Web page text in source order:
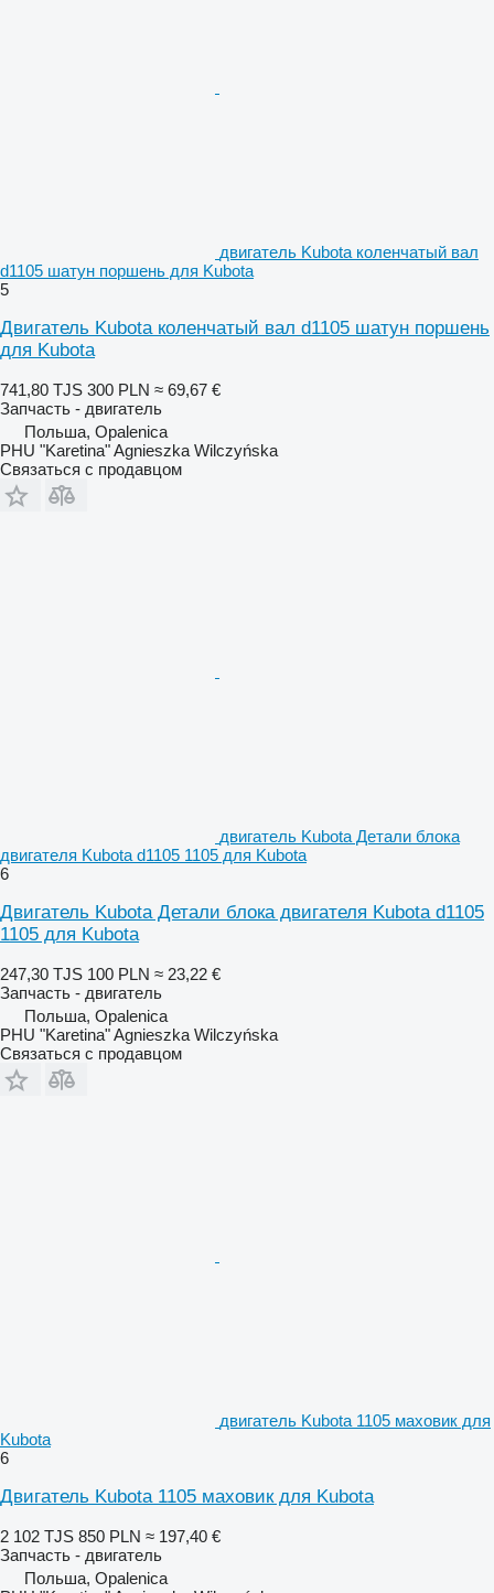
двигатель Kubota коленчатый вал
d1105 шатун поршень для Kubota
5
Двигатель Kubota коленчатый вал d1105 шатун поршень
для Kubota
741,80 TJS 300 PLN ≈ 69,67 €
Запчасть - двигатель
Польша, Opalenica
PHU "Karetina" Agnieszka Wilczyńska
Связаться с продавцом
двигатель Kubota Детали блока
двигателя Kubota d1105 1105 для Kubota
6
Двигатель Kubota Детали блока двигателя Kubota d1105
1105 для Kubota
247,30 TJS 100 PLN ≈ 23,22 €
Запчасть - двигатель
Польша, Opalenica
PHU "Karetina" Agnieszka Wilczyńska
Связаться с продавцом
двигатель Kubota 1105 маховик для
Kubota
6
Двигатель Kubota 1105 маховик для Kubota
2 102 TJS 850 PLN ≈ 197,40 €
Запчасть - двигатель
Польша, Opalenica